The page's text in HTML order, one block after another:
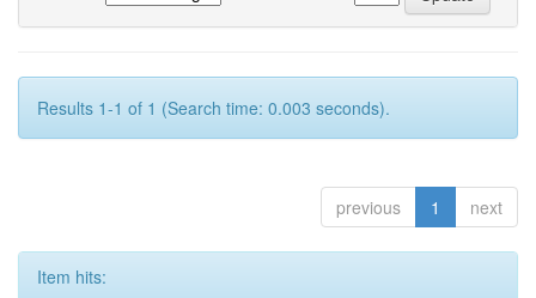
Results 1-1 of 1 (Search time: 0.003 seconds).
previous 1 next
Item hits: